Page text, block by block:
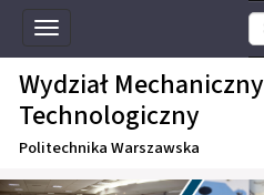
Toggle
navigation
Wydział Mechaniczny
Technologiczny
Politechnika Warszawska